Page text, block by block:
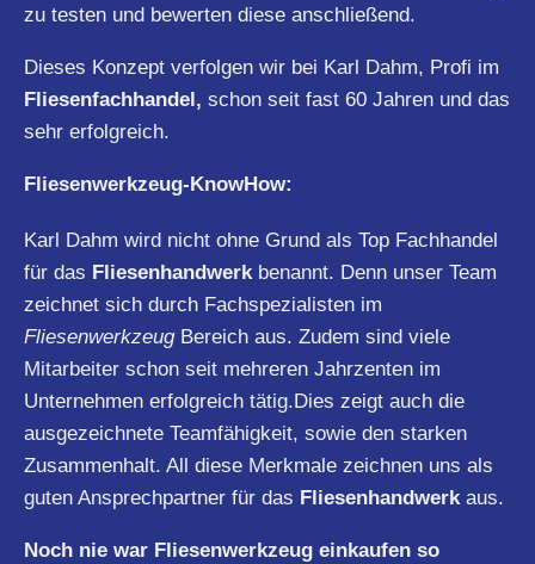
zu testen und bewerten diese anschließend.
Dieses Konzept verfolgen wir bei Karl Dahm, Profi im
Fliesenfachhandel, schon seit fast 60 Jahren und das
sehr erfolgreich.
Fliesenwerkzeug-KnowHow:
Karl Dahm wird nicht ohne Grund als Top Fachhandel
für das Fliesenhandwerk benannt. Denn unser Team
zeichnet sich durch Fachspezialisten im
FliesenwerkzeugBereich aus. Zudem sind viele
Mitarbeiter schon seit mehreren Jahrzenten im
Unternehmen erfolgreich tätig.Dies zeigt auch die
ausgezeichnete Teamfähigkeit, sowie den starken
Zusammenhalt. All diese Merkmale zeichnen uns als
guten Ansprechpartner für das Fliesenhandwerk aus.
Noch nie war Fliesenwerkzeug einkaufen so